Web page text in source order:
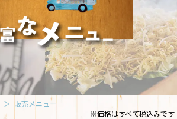
販売メニュー
※価格はすべて税込みです